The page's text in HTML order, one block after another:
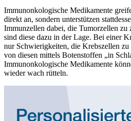
Immunonkologische Medikamente
direkt an, sondern unterstützen
Immunzellen dabei, die Tumorzellen zu
sind diese dazu in der Lage. Bei einer
nur Schwierigkeiten, die Krebszellen zu
von diesen mittels Botenstoffen „in
Immunonkologische Medikamente
wieder wach rütteln.